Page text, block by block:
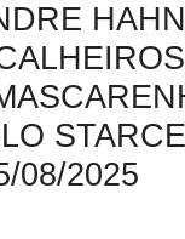
HAHN
08/2025